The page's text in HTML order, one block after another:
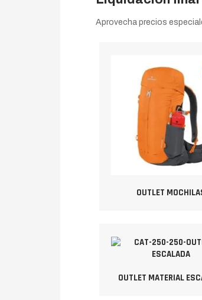
Aprovecha precios
OUTLET
OUTLET MATERIAL